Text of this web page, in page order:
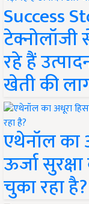
Success
रहे हैं
खेती की
एथेनॉल का
ऊर्जा
चुका रहा है?